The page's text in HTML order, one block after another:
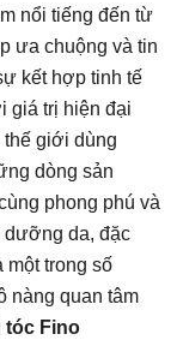
nổi tiếng đến từ
ưa chuộng và tin
kết hợp tinh tế
giá trị hiện đại
giới dùng
dòng sản
phong phú và
dưỡng da, đặc
một trong số
nàng quan tâm
tóc Fino